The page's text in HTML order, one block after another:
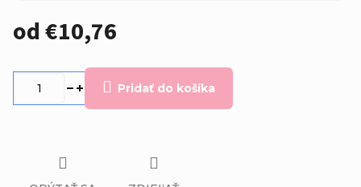
od€10,76
Pridať do košíka